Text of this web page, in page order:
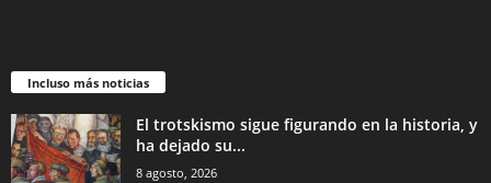
Incluso más noticias
El trotskismo sigue figurando en la historia, y
ha dejado su...
8 agosto, 2026